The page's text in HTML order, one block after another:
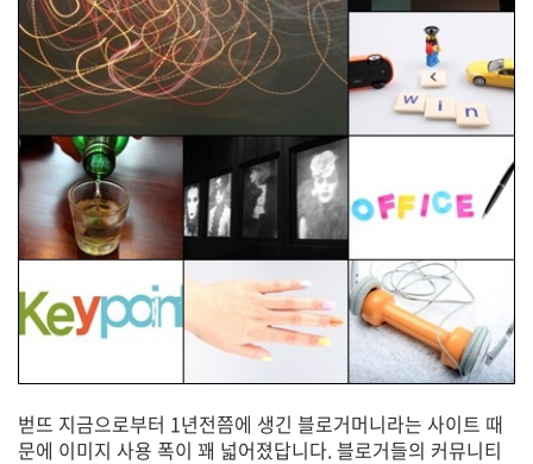
벋뜨 지금으로부터 1년전쯤에 생긴 블로거머니라는 사이트 때
문에 이미지 사용 폭이 꽤 넓어졌답니다. 블로거들의 커뮤니티